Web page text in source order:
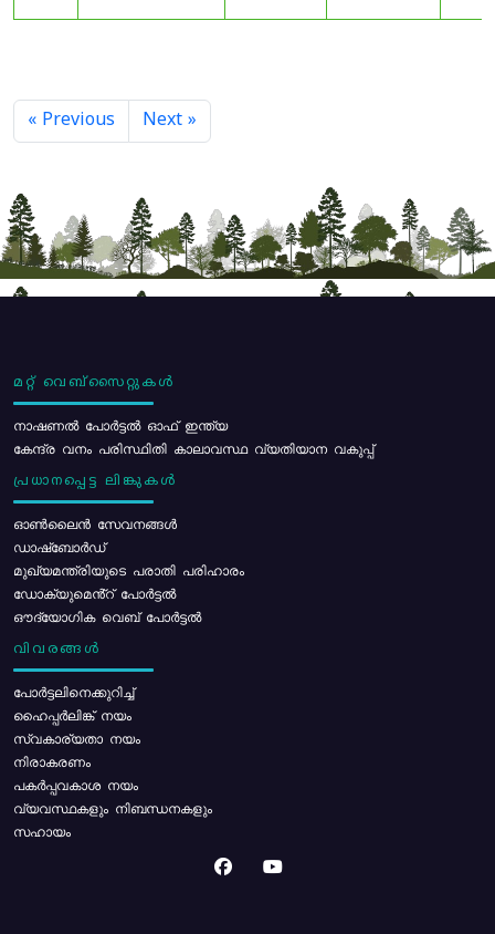
« Previous Next »
മറ്റ് വെബ്സൈറ്റുകൾ
നാഷണൽ പോർട്ടൽ ഓഫ് ഇന്ത്യ
കേന്ദ്ര വനം പരിസ്ഥിതി കാലാവസ്ഥ വ്യതിയാന വകുപ്പ്
പ്രധാനപ്പെട്ട ലിങ്കുകൾ
ഓൺലൈൻ സേവനങ്ങൾ
ഡാഷ്ബോർഡ്
മുഖ്യമന്ത്രിയുടെ പരാതി പരിഹാരം
ഡോക്യുമെൻ്റ് പോർട്ടൽ
ഔദ്യോഗിക വെബ് പോർട്ടൽ
വിവരങ്ങൾ
പോര്‍ട്ടലിനെക്കുറിച്ച്
ഹൈപ്പർലിങ്ക് നയം
സ്വകാര്യതാ നയം
നിരാകരണം
പകർപ്പവകാശ നയം
വ്യവസ്ഥകളും നിബന്ധനകളും
സഹായം